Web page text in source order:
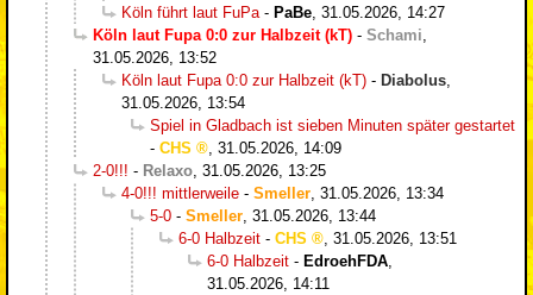
Köln führt laut FuPa - PaBe 31.05.2026, 14:27
Köln laut Fupa 0:0 zur Halbzeit (kT) - Schami
31.05.2026, 13:52
Köln laut Fupa 0:0 zur Halbzeit (kT) - Diabolus
31.05.2026, 13:54
Spiel in Gladbach ist sieben Minuten später gestartet
- CHS
31.05.2026, 14:09
2-0!!! - Relaxo 31.05.2026, 13:25
4-0!!! mittlerweile - Smeller 31.05.2026, 13:34
5-0 - Smeller 31.05.2026, 13:44
6-0 Halbzeit - CHS
31.05.2026, 13:51
6-0 Halbzeit - EdroehFDA
31.05.2026, 14:11